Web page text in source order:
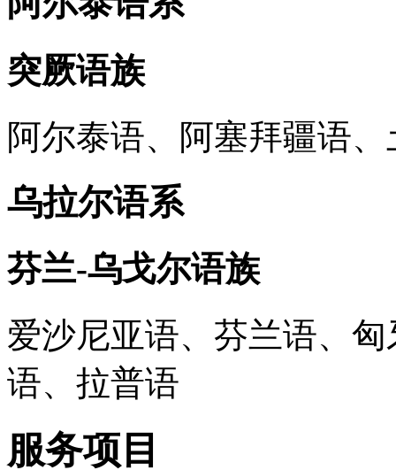
突厥语族
阿尔泰语、阿塞拜疆语
乌拉尔语系
芬兰-乌戈尔语族
爱沙尼亚语、芬兰语、
语、拉普语
服务项目